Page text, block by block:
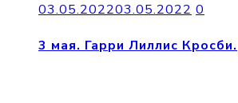
03.05.202203.05.2022 0
3 мая. Гарри Лиллис Кросби.